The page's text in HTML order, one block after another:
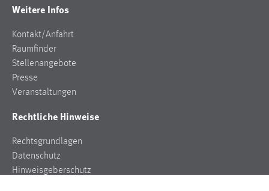
Weitere Infos
Kontakt/Anfahrt
Raumfinder
Stellenangebote
Presse
Veranstaltungen
Rechtliche Hinweise
Rechtsgrundlagen
Datenschutz
Hinweisgeberschutz